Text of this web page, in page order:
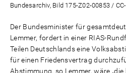
Bundesarchiv, Bild 175-Z02-00853 /
Der Bundesminister für
Lemmer, fordert in einer RIAS-
Teilen Deutschlands eine
für einen Friedensvertrag
Abstimmung, so Lemmer, wäre